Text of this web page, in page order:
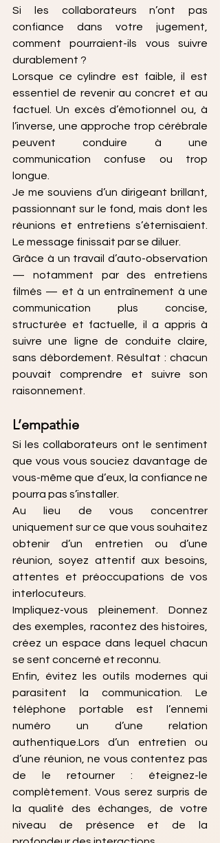
Si les collaborateurs n’ont pas
confiance dans votre jugement,
comment pourraient-ils vous suivre
durablement ?
Lorsque ce cylindre est faible, il est
essentiel de revenir au concret et au
factuel. Un excès d’émotionnel ou, à
l’inverse, une approche trop cérébrale
peuvent conduire à une
communication confuse ou trop
longue.
Je me souviens d’un dirigeant brillant,
passionnant sur le fond, mais dont les
réunions et entretiens s’éternisaient.
Le message finissait par se diluer.
Grâce à un travail d’auto-observation
— notamment par des entretiens
filmés — et à un entraînement à une
communication plus concise,
structurée et factuelle, il a appris à
suivre une ligne de conduite claire,
sans débordement. Résultat : chacun
pouvait comprendre et suivre son
raisonnement.
L’empathie
Si les collaborateurs ont le sentiment
que vous vous souciez davantage de
vous-même que d’eux, la confiance ne
pourra pas s’installer.
Au lieu de vous concentrer
uniquement sur ce que vous souhaitez
obtenir d’un entretien ou d’une
réunion, soyez attentif aux besoins,
attentes et préoccupations de vos
interlocuteurs.
Impliquez-vous pleinement. Donnez
des exemples, racontez des histoires,
créez un espace dans lequel chacun
se sent concerné et reconnu.
Enfin, évitez les outils modernes qui
parasitent la communication. Le
téléphone portable est l’ennemi
numéro un d’une relation
authentique.Lors d’un entretien ou
d’une réunion, ne vous contentez pas
de le retourner : éteignez-le
complètement. Vous serez surpris de
la qualité des échanges, de votre
niveau de présence et de la